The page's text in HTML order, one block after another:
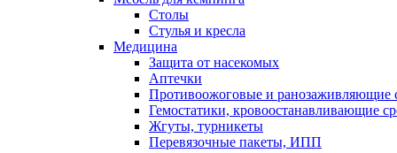
Столы
Стулья и кресла
Медицина
Защита от насекомых
Аптечки
Противоожоговые и ранозаживляющие
Гемостатики, кровоостанавливающие
Жгуты, турникеты
Перевязочные пакеты, ИПП